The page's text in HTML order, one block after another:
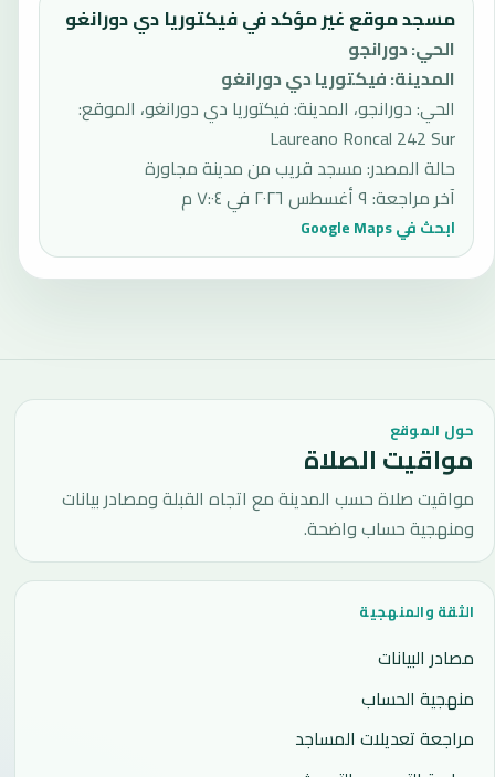
مسجد موقع غير مؤكد في فيكتوريا دي دورانغو
الحي:دورانجو
المدينة:فيكتوريا دي دورانغو
الحي: دورانجو، المدينة: فيكتوريا دي دورانغو، الموقع:
Laureano Roncal 242 Sur
حالة المصدر:مسجد قريب من مدينة مجاورة
آخر مراجعة: ٩ أغسطس ٢٠٢٦ في ٧:٠٤ م
ابحث في Google Maps
حول الموقع
مواقيت الصلاة
مواقيت صلاة حسب المدينة مع اتجاه القبلة ومصادر بيانات
ومنهجية حساب واضحة.
الثقة والمنهجية
مصادر البيانات
منهجية الحساب
مراجعة تعديلات المساجد